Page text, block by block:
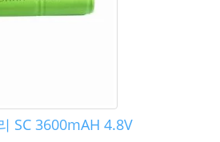
SC 3600mAH 4.8V